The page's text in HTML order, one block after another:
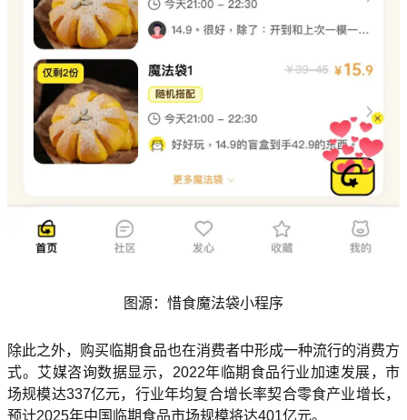
图源：惜食魔法袋小程序
除此之外，购买临期食品也在消费者中形成一种流行的消费方
式。艾媒咨询数据显示，2022年临期食品行业加速发展，市
场规模达337亿元，行业年均复合增长率契合零食产业增长，
预计2025年中国临期食品市场规模将达401亿元。